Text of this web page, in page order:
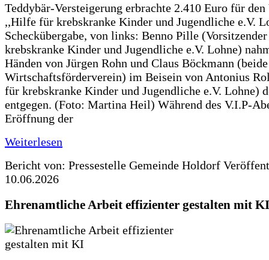
Teddybär-Versteigerung erbrachte 2.410 Euro für den
,,Hilfe für krebskranke Kinder und Jugendliche e.V.
Scheckübergabe, von links: Benno Pille
krebskranke Kinder und Jugendliche e.V. Lohne)
Händen von Jürgen Rohn und Claus Böckmann
Wirtschaftsförderverein) im Beisein von Antonius
für krebskranke Kinder und Jugendliche e.V. Lohne)
entgegen. (Foto: Martina Heil) Während des V.I.P-
Eröffnung der
Weiterlesen
Bericht von: Pressestelle Gemeinde Holdorf
10.06.2026
Ehrenamtliche Arbeit effizienter gestalten mit KI